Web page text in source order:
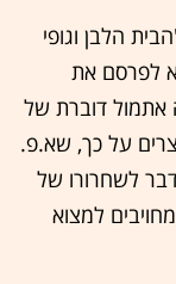
הלבן וגופי
לפרסם את
אתמול דוברת של
על כך, שא.פ.
לשחרורו של
למצוא